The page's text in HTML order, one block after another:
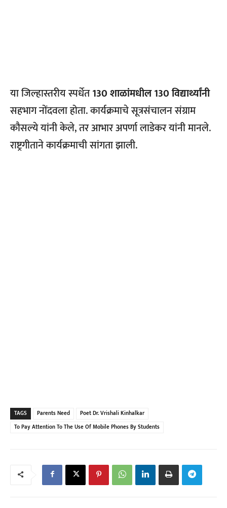
या जिल्हास्तरीय स्पर्धेत130 शाळांमधील 130 विद्यार्थ्यांनी
सहभाग नोंदवला होता. कार्यक्रमाचे सूत्रसंचालन संग्राम
कौसल्ये यांनी केले, तर आभार अपर्णा लाडेकर यांनी मानले.
राष्ट्रगीताने कार्यक्रमाची सांगता झाली.
TAGS Parents Need
Poet Dr. Vrishali Kinhalkar
To Pay Attention To The Use Of Mobile Phones By Students